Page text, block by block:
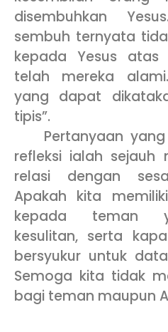
disembuhkan
sembuh ternyata
kepada Yesus atas
telah mereka
yang dapat
tipis”.
Pertanyaan yang
refleksi ialah sejauh
relasi dengan
Apakah kita
kepada teman
kesulitan, serta
bersyukur untuk
Semoga kita tidak
bagi teman maupun